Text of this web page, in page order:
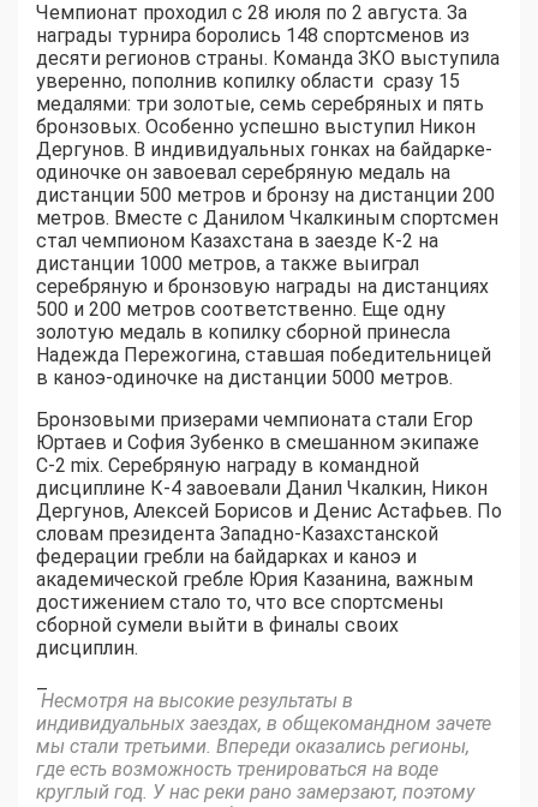
Чемпионат проходил с 28 июля по 2 августа. За
награды турнира боролись 148 спортсменов из
десяти регионов страны. Команда ЗКО выступила
уверенно, пополнив копилку области сразу 15
медалями: три золотые, семь серебряных и пять
бронзовых. Особенно успешно выступил Никон
Дергунов. В индивидуальных гонках на байдарке-
одиночке он завоевал серебряную медаль на
дистанции 500 метров и бронзу на дистанции 200
метров. Вместе с Данилом Чкалкиным спортсмен
стал чемпионом Казахстана в заезде К-2 на
дистанции 1000 метров, а также выиграл
серебряную и бронзовую награды на дистанциях
500 и 200 метров соответственно. Еще одну
золотую медаль в копилку сборной принесла
Надежда Пережогина, ставшая победительницей
в каноэ-одиночке на дистанции 5000 метров.
Бронзовыми призерами чемпионата стали Егор
Юртаев и София Зубенко в смешанном экипаже
С-2 mix. Серебряную награду в командной
дисциплине К-4 завоевали Данил Чкалкин, Никон
Дергунов, Алексей Борисов и Денис Астафьев. По
словам президента Западно-Казахстанской
федерации гребли на байдарках и каноэ и
академической гребле Юрия Казанина, важным
достижением стало то, что все спортсмены
сборной сумели выйти в финалы своих
дисциплин.
–Несмотря на высокие результаты в
индивидуальных заездах, в общекомандном зачете
мы стали третьими. Впереди оказались регионы,
где есть возможность тренироваться на воде
круглый год. У нас реки рано замерзают, поэтому